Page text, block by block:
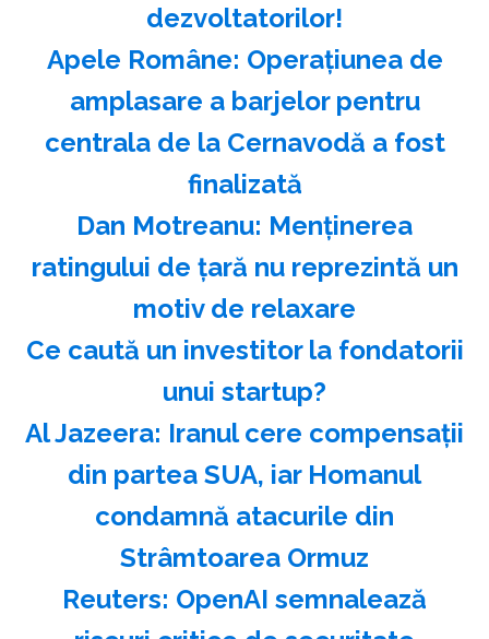
dezvoltatorilor!
Apele Române: Operaţiunea de
amplasare a barjelor pentru
centrala de la Cernavodă a fost
finalizată
Dan Motreanu: Menţinerea
ratingului de ţară nu reprezintă un
motiv de relaxare
Ce caută un investitor la fondatorii
unui startup?
Al Jazeera: Iranul cere compensaţii
din partea SUA, iar Homanul
condamnă atacurile din
Strâmtoarea Ormuz
Reuters: OpenAI semnalează